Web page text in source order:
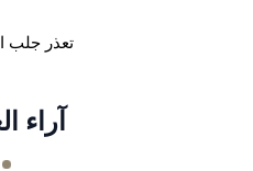
تعذر جلب
آراء